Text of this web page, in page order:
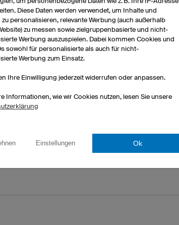
Diese Daten werden verwendet, um Inhalte und
zu personalisieren, relevante Werbung (auch außerhalb
zu messen sowie zielgruppenbasierte und nicht-
Werbung auszuspielen. Dabei kommen Cookies und
sowohl für personalisierte als auch für nicht-
Werbung zum Einsatz.
Ihre Einwilligung jederzeit widerrufen oder anpassen.
Informationen, wie wir Cookies nutzen, lesen Sie unsere
Einstellungen Ok